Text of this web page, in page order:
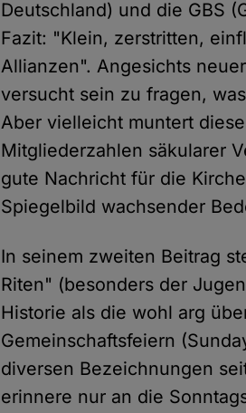
Deutschland) und die GBS
Fazit: "Klein, zerstritten,
Allianzen". Angesichts
versucht sein zu fragen,
Aber vielleicht muntert
Mitgliederzahlen säkularer
gute Nachricht für die
Spiegelbild wachsender
In seinem zweiten Beitrag
Riten" (besonders der
Historie als die wohl arg
Gemeinschaftsfeiern
diversen Bezeichnungen
erinnere nur an die